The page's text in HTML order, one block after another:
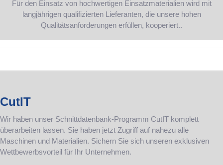
Für den Einsatz von hochwertigen Einsatzmaterialien wird mit
langjährigen qualifizierten Lieferanten, die unsere hohen
Qualitätsanforderungen erfüllen, kooperiert..
CutIT
Wir haben unser Schnittdatenbank-Programm CutIT komplett
überarbeiten lassen. Sie haben jetzt Zugriff auf nahezu alle
Maschinen und Materialien. Sichern Sie sich unseren exklusiven
Wettbewerbsvorteil für Ihr Unternehmen.